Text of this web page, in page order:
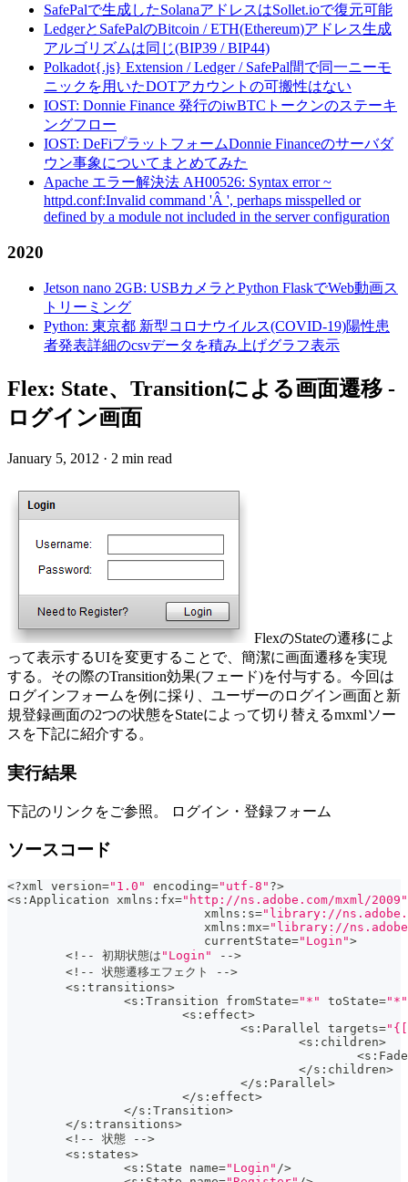
SafePalで生成したSolanaアドレスはSollet.ioで復元可能
LedgerとSafePalのBitcoin / ETH(Ethereum)アドレス生成
アルゴリズムは同じ(BIP39 / BIP44)
Polkadot{.js} Extension / Ledger / SafePal間で同一ニーモ
ニックを用いたDOTアカウントの可搬性はない
IOST: Donnie Finance 発行のiwBTCトークンのステーキ
ングフロー
IOST: DeFiプラットフォームDonnie Financeのサーバダ
ウン事象についてまとめてみた
Apache エラー解決法 AH00526: Syntax error ~
httpd.conf:Invalid command 'Â ', perhaps misspelled or
defined by a module not included in the server configuration
2020
Jetson nano 2GB: USBカメラとPython FlaskでWeb動画ス
トリーミング
Python: 東京都 新型コロナウイルス(COVID-19)陽性患
者発表詳細のcsvデータを積み上げグラフ表示
Flex: State、Transitionによる画面遷移 -
ログイン画面
January 5, 2012 · 2 min read
FlexのStateの遷移によ
って表示するUIを変更することで、簡潔に画面遷移を実現
する。その際のTransition効果(フェード)を付与する。今回は
ログインフォームを例に採り、ユーザーのログイン画面と新
規登録画面の2つの状態をStateによって切り替えるmxmlソー
スを下記に紹介する。
実行結果
下記のリンクをご参照。 ログイン・登録フォーム
ソースコード
<?xml version="1.0" encoding="utf-8" ?>
<s : Application xmlns : fx="http://ns.adobe.com/mxml/2009"
			   xmlns
: s="library://
			   xmlns
: mx="library://
			   currentState
="Login">
< ! -- 初期状態は "Login" -->
< ! -- 状態遷移エフェクト -->
<s : transitions>
<s : Transition fromState="*" toState="*"
<s : effect>
<s : Parallel targets=
<s : children>
<s :
</s : children>
</s : Parallel>
</s : effect>
</s : Transition>
</s : transitions>
< ! -- 状態 -->
<s : states>
<s : State name="Login" />